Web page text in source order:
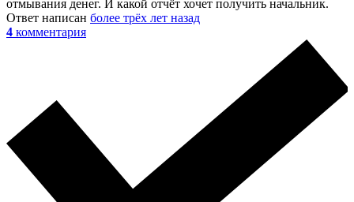
отмывания денег. И какой отчёт хочет получить начальник.
Ответ написан более трёх лет назад
4 комментария